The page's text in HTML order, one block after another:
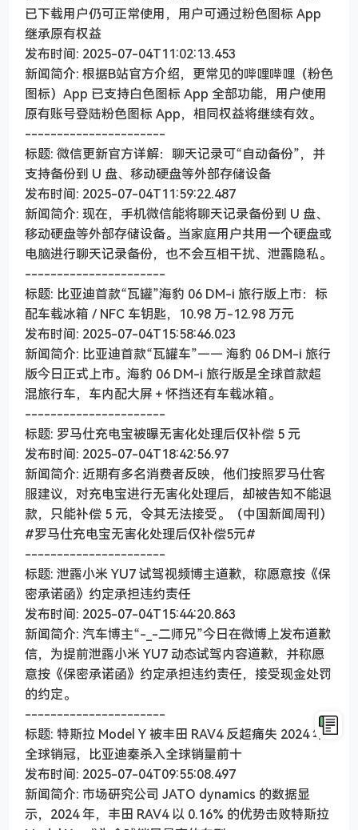
已下载用户仍可正常使用，用户可通过粉色图标 App
继承原有权益
发布时间: 2025-07-04T11:02:13.453
新闻简介: 根据B站官方介绍，更常见的哔哩哔哩（粉色
图标）App 已支持白色图标 App 全部功能，用户使用
原有账号登陆粉色图标 App，相同权益将继续有效。
----------------------
标题: 微信更新官方详解：聊天记录可“自动备份”，并
支持备份到 U 盘、移动硬盘等外部存储设备
发布时间: 2025-07-04T11:59:22.487
新闻简介: 现在，手机微信能将聊天记录备份到 U 盘、
移动硬盘等外部存储设备。当家庭用户共用一个硬盘或
电脑进行聊天记录备份，也不会互相干扰、泄露隐私。
----------------------
标题: 比亚迪首款“瓦罐”海豹 06 DM-i 旅行版上市：标
配车载冰箱 / NFC 车钥匙，10.98 万-12.98 万元
发布时间: 2025-07-04T15:58:46.023
新闻简介: 比亚迪首款“瓦罐车”—— 海豹 06 DM-i 旅行
版今日正式上市。海豹 06 DM-i 旅行版是全球首款超
混旅行车，车内配大屏＋怀挡还有车载冰箱。
----------------------
标题: 罗马仕充电宝被曝无害化处理后仅补偿 5 元
发布时间: 2025-07-04T18:42:56.97
新闻简介: 近期有多名消费者反映，他们按照罗马仕客
服建议，对充电宝进行无害化处理后，却被告知不能退
款，只能补偿 5 元，令其无法接受。（中国新闻周刊）
#罗马仕充电宝无害化处理后仅补偿5元#
----------------------
标题: 泄露小米 YU7 试驾视频博主道歉，称愿意按《保
密承诺函》约定承担违约责任
发布时间: 2025-07-04T15:44:20.863
新闻简介: 汽车博主“-_-二师兄”今日在微博上发布道歉
信，为提前泄露小米 YU7 动态试驾内容道歉，并称愿
意按《保密承诺函》约定承担违约责任，接受现金处罚
的约定。
----------------------
标题: 特斯拉 Model Y 被丰田 RAV4 反超痛失 2024 年
全球销冠，比亚迪秦杀入全球销量前十
发布时间: 2025-07-04T09:55:08.497
新闻简介: 市场研究公司 JATO dynamics 的数据显
示，2024 年，丰田 RAV4 以 0.16% 的优势击败特斯拉